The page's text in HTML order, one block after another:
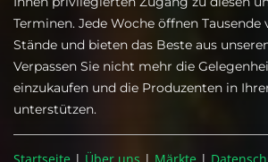
Terminen. Jede Woche öffnen
Stände und bieten das Beste aus
Verpassen Sie nicht mehr die
einzukaufen und die Produzenten in
unterstützen.